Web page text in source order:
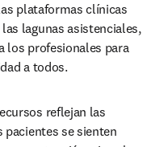
plataformas clínicas
lagunas asistenciales,
los profesionales para
a todos.
reflejan las
pacientes se sienten